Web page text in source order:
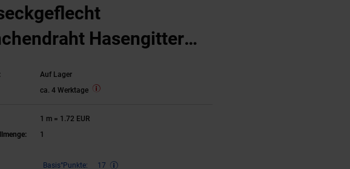
Hasengitter
Auf Lager
ca. 4 Werktage
1 m = 1.72 EUR
1
Basis°Punkte:
17